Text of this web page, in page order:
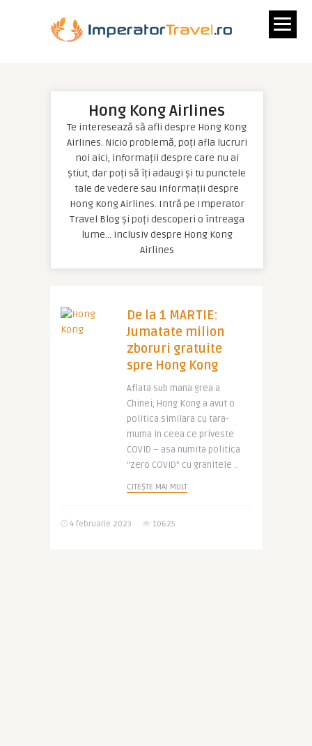
Hong Kong Airlines
Te interesează să afli despre Hong Kong
Airlines. Nicio problemă, poți afla lucruri
noi aici, informații despre care nu ai
știut, dar poți să îți adaugi și tu punctele
tale de vedere sau informații despre
Hong Kong Airlines. Intră pe Imperator
Travel Blog și poți descoperi o întreaga
lume… inclusiv despre Hong Kong
Airlines
De la 1 MARTIE:
Jumatate milion
zboruri gratuite
spre Hong Kong
Aflata sub mana grea a
Chinei, Hong Kong a avut o
politica similara cu tara-
muma in ceea ce priveste
COVID – asa numita politica
“zero COVID” cu granitele ..
CITEȘTE MAI MULT
4 februarie 2023 10625